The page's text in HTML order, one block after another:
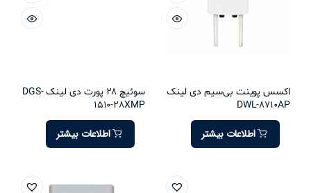
اکسس پوینت بی‌سیم دی لینک
DWL-8710AP
اطلاعات بیشتر
سوئیچ 28 پورت دی لینک DGS-
1510-28XMP
اطلاعات بیشتر